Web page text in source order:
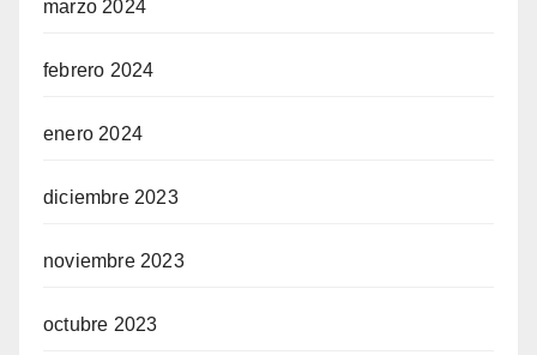
marzo 2024
febrero 2024
enero 2024
diciembre 2023
noviembre 2023
octubre 2023